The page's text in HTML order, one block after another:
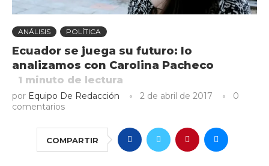
ANÁLISIS POLÍTICA
Ecuador se juega su futuro: lo
analizamos con Carolina Pacheco
1 minuto de lectura
por Equipo De Redacción 2 de abril de 2017
0
comentarios
COMPARTIR